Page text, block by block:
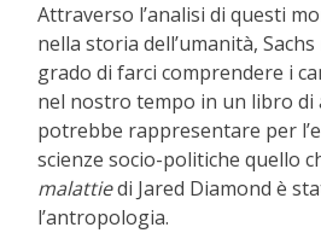
Attraverso l’analisi di questi
nella storia dell’umanità,
grado di farci comprendere i
nel nostro tempo in un libro di
potrebbe rappresentare per
scienze socio-politiche quello
malattiedi Jared Diamond è
l’antropologia.